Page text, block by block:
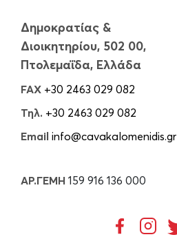
Δημοκρατίας &
Διοικητηρίου, 502 00,
Πτολεμαΐδα, Ελλάδα
FAX +30 2463 029 082
Τηλ. +30 2463 029 082
Email info@cavakalomenidis.gr
ΑΡ.ΓΕΜΗ 159 916 136 000